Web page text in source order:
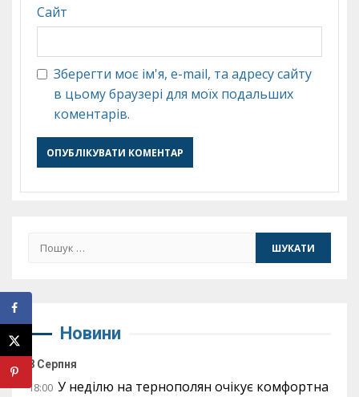
Сайт
Зберегти моє ім'я, e-mail, та адресу сайту
в цьому браузері для моїх подальших
коментарів.
Пошук:
Новини
8 Серпня
18:00 У неділю на тернополян очікує комфортна